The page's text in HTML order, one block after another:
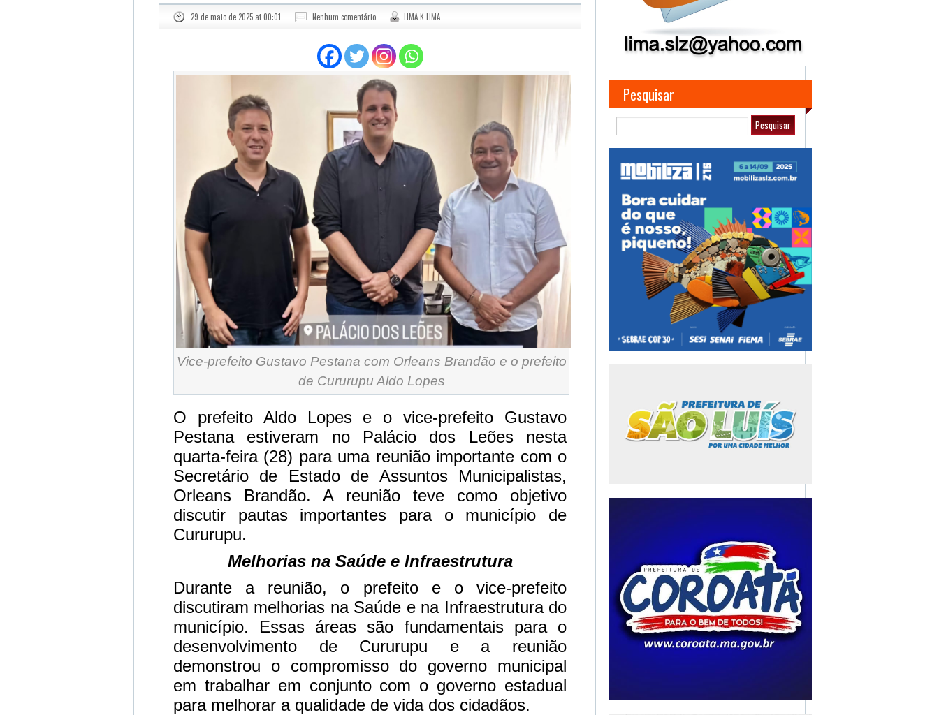
29 de maio de 2025 at 00:01 Nenhum comentário LIMA K LIMA
Vice-prefeito Gustavo Pestana com Orleans Brandão e o prefeito
de Cururupu Aldo Lopes
O prefeito Aldo Lopes e o vice-prefeito Gustavo
Pestana estiveram no Palácio dos Leões nesta
quarta-feira (28) para uma reunião importante com o
Secretário de Estado de Assuntos Municipalistas,
Orleans Brandão. A reunião teve como objetivo
discutir pautas importantes para o município de
Cururupu.
Melhorias na Saúde e Infraestrutura
Durante a reunião, o prefeito e o vice-prefeito
discutiram melhorias na Saúde e na Infraestrutura do
município. Essas áreas são fundamentais para o
desenvolvimento de Cururupu e a reunião
demonstrou o compromisso do governo municipal
em trabalhar em conjunto com o governo estadual
para melhorar a qualidade de vida dos cidadãos.
Pesquisar